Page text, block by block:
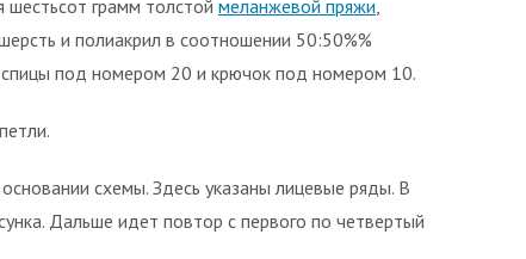
грамм толстой меланжевой пряжи,
и полиакрил в соотношении 50:50%%
под номером 20 и крючок под номером 10.
схемы. Здесь указаны лицевые ряды. В
Дальше идет повтор с первого по четвертый